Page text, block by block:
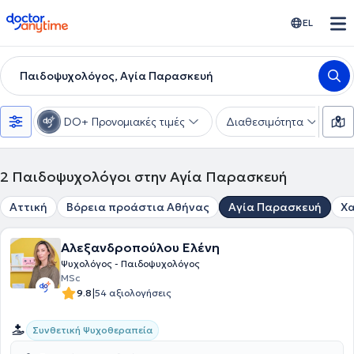
doctoranytime EL
Παιδοψυχολόγος, Αγία Παρασκευή
DO+ Προνομιακές τιμές Διαθεσιμότητα
2 Παιδοψυχολόγοι στην Αγία Παρασκευή
Αττική Βόρεια προάστια Αθήνας Αγία Παρασκευή
Αλεξανδροπούλου Ελένη
Ψυχολόγος - Παιδοψυχολόγος
MSc
9.8|54 αξιολογήσεις
Συνθετική Ψυχοθεραπεία